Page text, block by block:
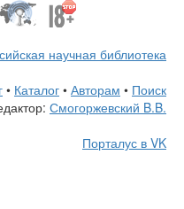
научная библиотека
• Каталог • Авторам • Поиск
Смогоржевский B.B.
Порталус в VK